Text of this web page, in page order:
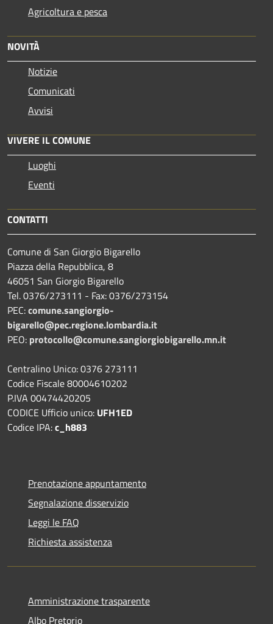
Agricoltura e pesca
NOVITÀ
Notizie
Comunicati
Avvisi
VIVERE IL COMUNE
Luoghi
Eventi
CONTATTI
Comune di San Giorgio Bigarello
Piazza della Repubblica, 8
46051 San Giorgio Bigarello
Tel. 0376/273111 - Fax: 0376/273154
PEC:comune.sangiorgio-
bigarello@pec.regione.lombardia.it
PEO: protocollo@comune.sangiorgiobigarello.mn.it
Centralino Unico: 0376 273111
Codice Fiscale 80004610202
P.IVA 00474420205
CODICE Ufficio unico: UFH1ED
Codice IPA:c_h883
Prenotazione appuntamento
Segnalazione disservizio
Leggi le FAQ
Richiesta assistenza
Amministrazione trasparente
Albo Pretorio